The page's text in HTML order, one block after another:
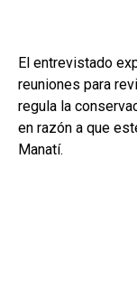
El entrevistado
reuniones para
regula la
en razón a que
Manatí.